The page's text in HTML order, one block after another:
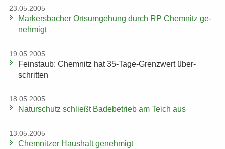
23.05.2005
Mar­kers­ba­cher Orts­um­ge­hung durch RP Chem­nitz ge­
neh­migt
19.05.2005
Fein­staub: Chem­nitz hat 35-​Tage-Grenzwert über­
schrit­ten
18.05.2005
Na­tur­schutz schließt Ba­de­be­trieb am Teich aus
13.05.2005
Chem­nit­zer Haus­halt ge­neh­migt